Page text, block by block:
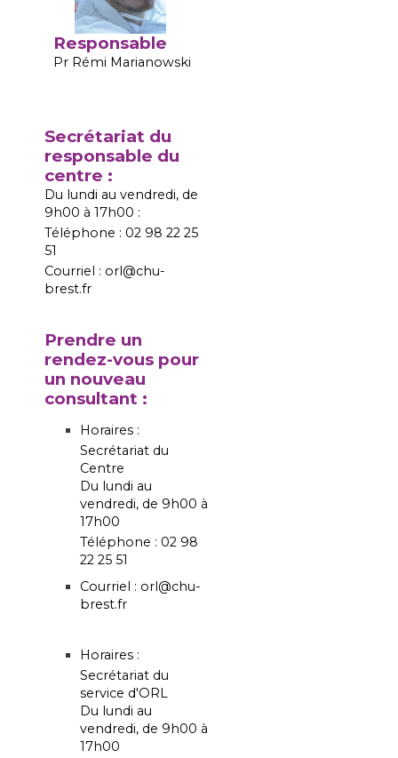
Responsable
Pr Rémi Marianowski
Secrétariat du
responsable du
centre :
Du lundi au vendredi, de
9h00 à 17h00 :
Téléphone : 02 98 22 25
51
Courriel : orl@chu-
brest.fr
Prendre un
rendez-vous pour
un nouveau
consultant :
Horaires :
Secrétariat du
Centre
Du lundi au
vendredi, de 9h00 à
17h00
Téléphone : 02 98
22 25 51
Courriel : orl@chu-
brest.fr
Horaires :
Secrétariat du
service d'ORL
Du lundi au
vendredi, de 9h00 à
17h00